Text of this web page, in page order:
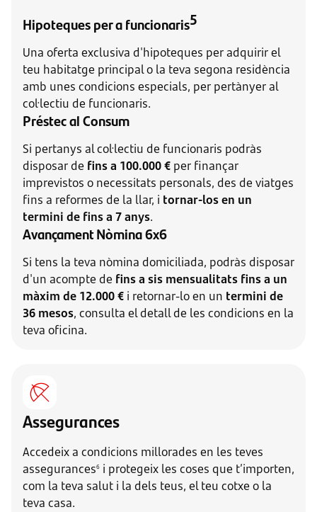
Hipoteques per a funcionaris5
Una oferta exclusiva d'hipoteques per adquirir el
teu habitatge principal o la teva segona residència
amb unes condicions especials, per pertànyer al
col·lectiu de funcionaris.
Préstec al Consum
Si pertanys al col·lectiu de funcionaris podràs
disposar de fins a 100.000 € per finançar
imprevistos o necessitats personals, des de viatges
fins a reformes de la llar, i tornar-los en un
termini de fins a 7 anys.
Avançament Nòmina 6x6
Si tens la teva nòmina domiciliada, podràs disposar
d'un acompte de fins a sis mensualitats fins a un
màxim de 12.000 € i retornar-lo en un termini de
36 mesos, consulta el detall de les condicions en la
teva oficina.
Assegurances
Accedeix a condicions millorades en les teves
assegurances6 i protegeix les coses que t’importen,
com la teva salut i la dels teus, el teu cotxe o la
teva casa.